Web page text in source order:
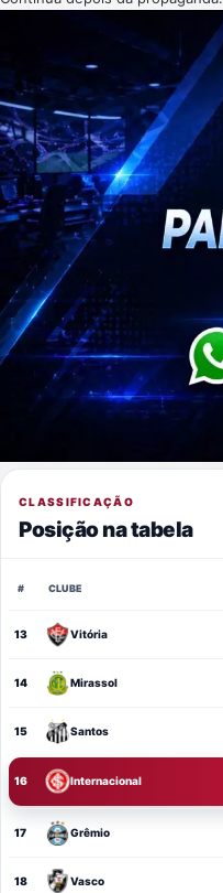
CLASSIFICAÇÃO
Posição na tabela
# CLUBE
13 Vitória
14 Mirassol
15 Santos
16 Internacional
17 Grêmio
18 Vasco